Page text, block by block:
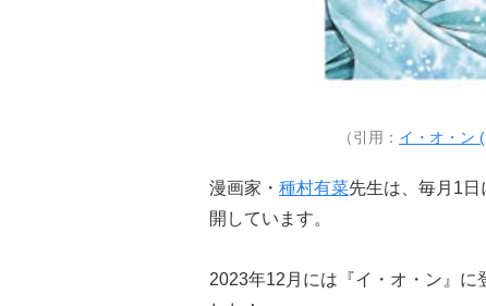
（引用： イ・オ・ン
漫画家・ 種村有菜先生は、毎月1
開しています。
2023年12月には『イ・オ・ン』に